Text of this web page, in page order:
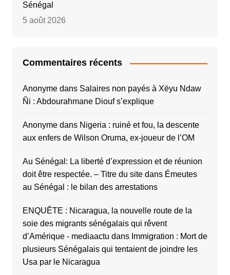
Sénégal
5 août 2026
Commentaires récents
Anonymedans Salaires non payés à Xëyu Ndaw
Ñi : Abdourahmane Diouf s’explique
Anonymedans Nigeria : ruiné et fou, la descente
aux enfers de Wilson Oruma, ex-joueur de l’OM
Au Sénégal: La liberté d’expression et de réunion
doit être respectée. – Titre du sitedans Émeutes
au Sénégal : le bilan des arrestations
ENQUÊTE : Nicaragua, la nouvelle route de la
soie des migrants sénégalais qui rêvent
d’Amérique - mediaactu dans Immigration : Mort de
plusieurs Sénégalais qui tentaient de joindre les
Usa par le Nicaragua